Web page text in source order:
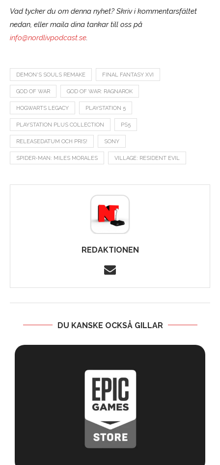
Vad tycker du om denna nyhet? Skriv i kommentarsfältet
nedan, eller maila dina tankar till oss på
info@nordlivpodcast.se
DEMON'S SOULS REMAKE FINAL FANTASY XVI
GOD OF WAR GOD OF WAR: RAGNAROK
HOGWARTS LEGACY PLAYSTATION 5
PLAYSTATION PLUS COLLECTION PS5
RELEASEDATUM OCH PRIS! SONY
SPIDER-MAN: MILES MORALES VILLAGE: RESIDENT EVIL
REDAKTIONEN
DU KANSKE OCKSÅ GILLAR